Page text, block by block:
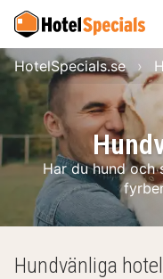
Har du hund och
HotelSpecials.se
Hundvänliga